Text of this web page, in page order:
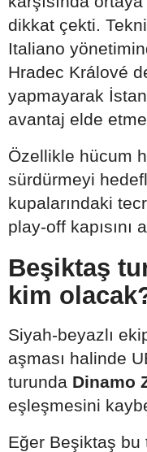
dikkat çekti.
Italiano
Hradec Králové
yapmayarak
avantaj elde
Özellikle hücum
sürdürmeyi
kupalarındaki
play-off kapısını
Beşiktaş
kim
Siyah-beyazlı
aşması halinde
turunda Dinamo
eşleşmesini
Eğer Beşiktaş bu